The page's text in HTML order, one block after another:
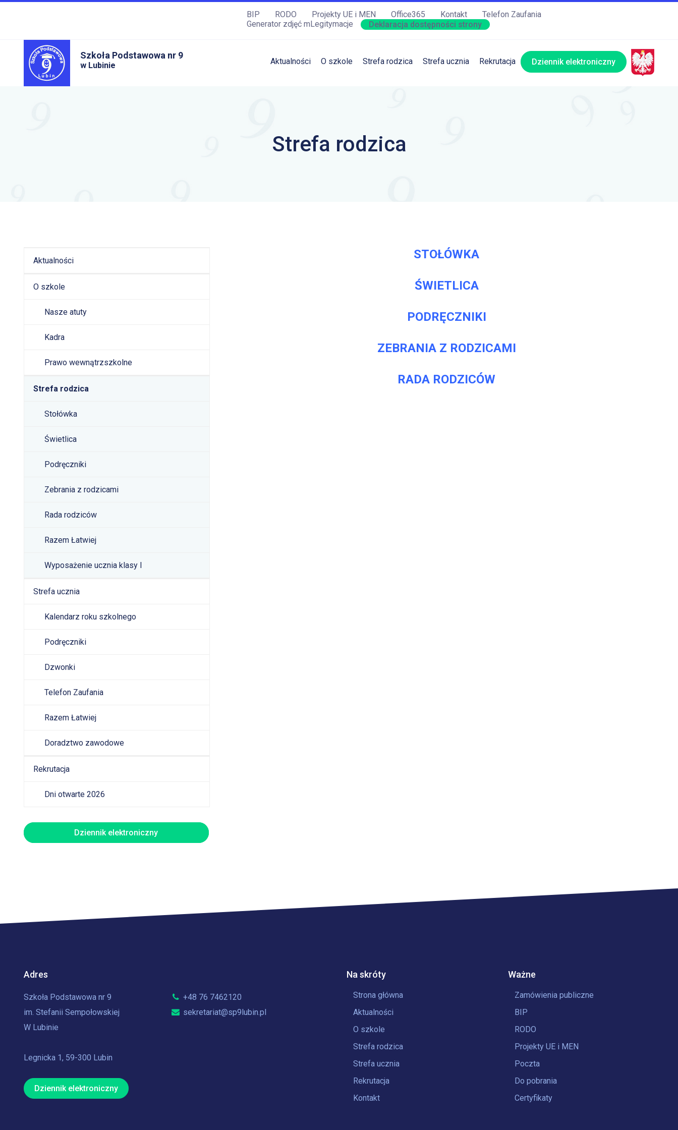
BIP RODO Projekty UE i MEN Office365 Kontakt
Telefon Zaufania
Generator zdjęć mLegitymacje
Deklaracja dostępności strony
Szkoła Podstawowa nr 9
w Lubinie Aktualności O szkole Strefa rodzica Strefa ucznia Rekrutacja Dziennik elektroniczny
Strefa rodzica
Aktualności
O szkole
Nasze atuty
Kadra
Prawo wewnątrzszkolne
Strefa rodzica
Stołówka
Świetlica
Podręczniki
Zebrania z rodzicami
Rada rodziców
Razem Łatwiej
Wyposażenie ucznia klasy I
Strefa ucznia
Kalendarz roku szkolnego
Podręczniki
Dzwonki
Telefon Zaufania
Razem Łatwiej
Doradztwo zawodowe
Rekrutacja
Dni otwarte 2026
Dziennik elektroniczny
STOŁÓWKA
ŚWIETLICA
PODRĘCZNIKI
ZEBRANIA Z RODZICAMI
RADA RODZICÓW
Adres
Szkoła Podstawowa nr 9
im. Stefanii Sempołowskiej
W Lubinie
Legnicka 1, 59-300 Lubin
+48 76 7462120
sekretariat@sp9lubin.pl
Dziennik elektroniczny
Na skróty
Strona główna
Aktualności
O szkole
Strefa rodzica
Strefa ucznia
Rekrutacja
Kontakt
Ważne
Zamówienia publiczne
BIP
RODO
Projekty UE i MEN
Poczta
Do pobrania
Certyfikaty